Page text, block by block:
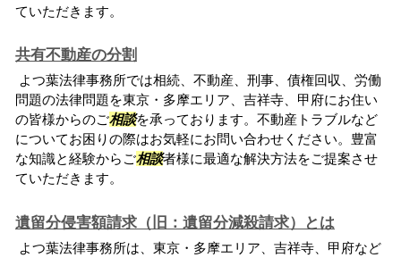
ていただきます。
共有不動産の分割
よつ葉法律事務所では相続、不動産、刑事、債権回収、労働
問題の法律問題を東京・多摩エリア、吉祥寺、甲府にお住い
の皆様からのご相談を承っております。不動産トラブルなど
についてお困りの際はお気軽にお問い合わせください。豊富
な知識と経験からご相談者様に最適な解決方法をご提案させ
ていただきます。
遺留分侵害額請求（旧：遺留分減殺請求）とは
よつ葉法律事務所は、東京・多摩エリア、吉祥寺、甲府など